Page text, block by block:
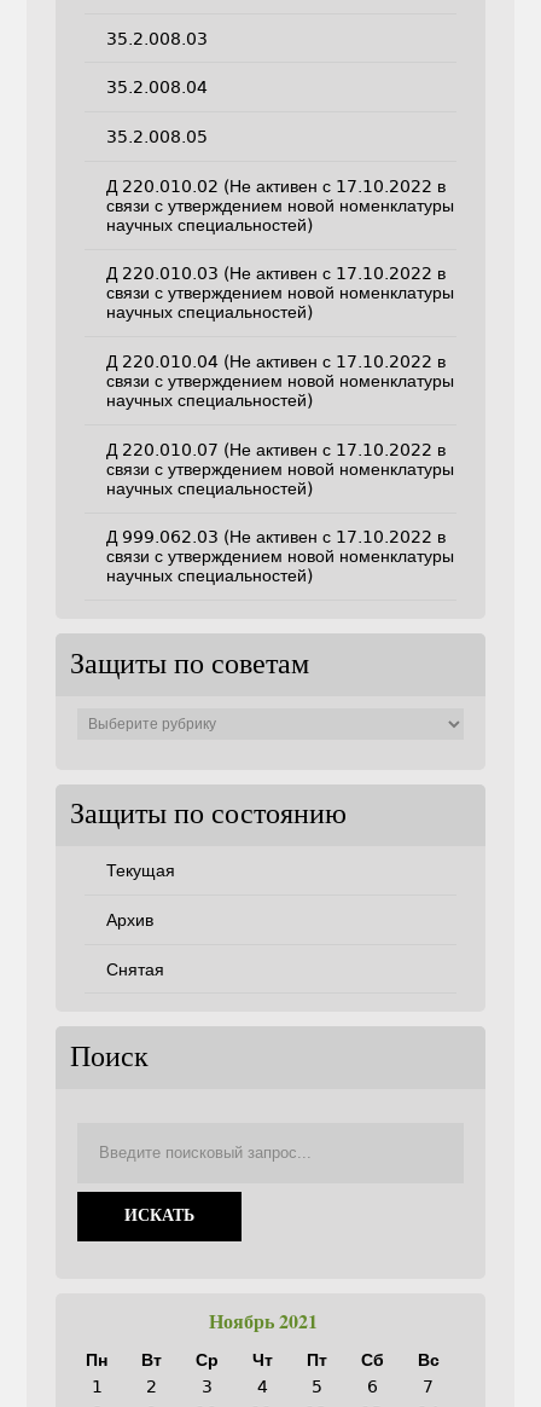
35.2.008.03
35.2.008.04
35.2.008.05
Д 220.010.02 (Не активен с 17.10.2022 в
связи с утверждением новой номенклатуры
научных специальностей)
Д 220.010.03 (Не активен с 17.10.2022 в
связи с утверждением новой номенклатуры
научных специальностей)
Д 220.010.04 (Не активен с 17.10.2022 в
связи с утверждением новой номенклатуры
научных специальностей)
Д 220.010.07 (Не активен с 17.10.2022 в
связи с утверждением новой номенклатуры
научных специальностей)
Д 999.062.03 (Не активен с 17.10.2022 в
связи с утверждением новой номенклатуры
научных специальностей)
Защиты по советам
Защиты по состоянию
Текущая
Архив
Снятая
Поиск
Ноябрь 2021
Пн Вт Ср Чт Пт Сб
Вс
1
2 3 4 5 6
7